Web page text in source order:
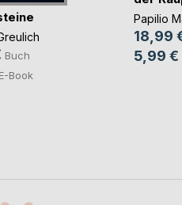
Buch
E-Book
Papilio
18,99
5,99 €